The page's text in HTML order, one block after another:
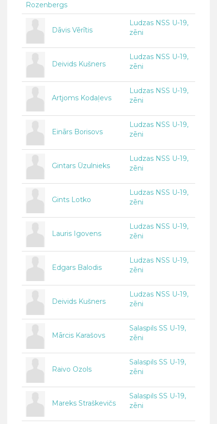
Rozenbergs
Dāvis Vērītis
Ludzas NSS U-19,
zēni
Deivids Kušners
Ludzas NSS U-19,
zēni
Artjoms Kodaļevs
Ludzas NSS U-19,
zēni
Einārs Borisovs
Ludzas NSS U-19,
zēni
Gintars Ūzulnieks
Ludzas NSS U-19,
zēni
Gints Lotko
Ludzas NSS U-19,
zēni
Lauris Igovens
Ludzas NSS U-19,
zēni
Edgars Balodis
Ludzas NSS U-19,
zēni
Deivids Kušners
Ludzas NSS U-19,
zēni
Mārcis Karašovs
Salaspils SS U-19,
zēni
Raivo Ozols
Salaspils SS U-19,
zēni
Mareks Straškevičs
Salaspils SS U-19,
zēni